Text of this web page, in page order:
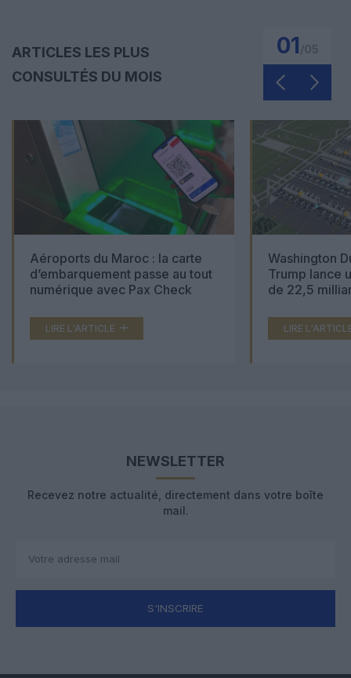
ARTICLES LES PLUS
CONSULTÉS DU MOIS
01
Aéroports du Maroc : la carte
d’embarquement passe au tout
numérique avec Pax Check
LIRE L'ARTICLE
Washington
Trump lance
de 22,5
LIRE
NEWSLETTER
Recevez notre actualité, directement dans votre boîte
mail.
S'INSCRIRE